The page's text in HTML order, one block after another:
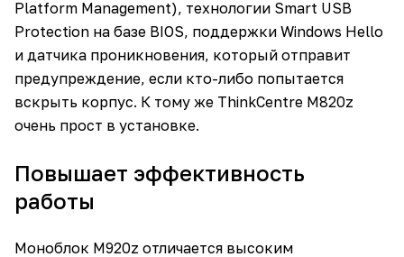
Platform Management), технологии Smart USB
Protection на базе BIOS, поддержки Windows Hello
и датчика проникновения, который отправит
предупреждение, если кто-либо попытается
вскрыть корпус. К тому же ThinkCentre M820z
очень прост в установке.
Повышает эффективность
работы
Моноблок M920z отличается высоким